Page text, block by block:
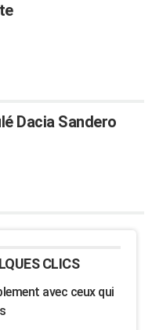
Dacia Sandero
CLICS
avec ceux qui